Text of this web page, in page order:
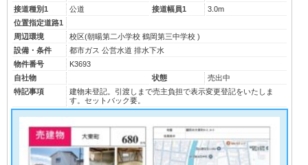
接道種別1
公道 接道幅員1
3.0m
位置指定道路1
周辺環境
校区(朝暘第二小学校 鶴岡第三中学校 )
設備・条件
都市ガス 公営水道 排水下水
物件番号
K3693
自社物
状態
売出中
特記事項
建物未登記。引渡しまで売主負担で表示変更登記をいたしま
す。セットバック要。